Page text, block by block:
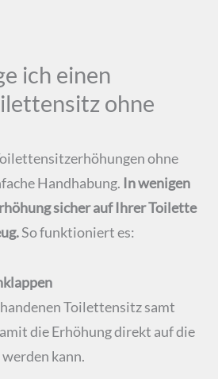
ich einen
ohne
ohne
Handhabung. In wenigen
sicher auf Ihrer Toilette
So funktioniert es:
Toilettensitz samt
die Erhöhung direkt auf die
kann.